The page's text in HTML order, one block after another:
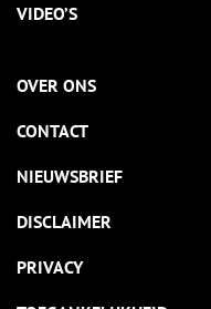
VIDEO’S
OVER ONS
CONTACT
NIEUWSBRIEF
DISCLAIMER
PRIVACY